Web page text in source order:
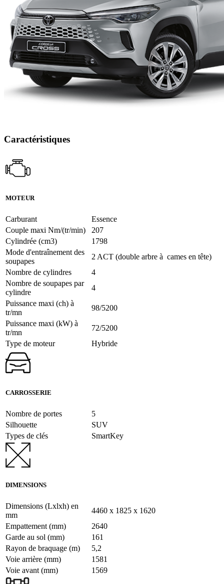
Caractéristiques
MOTEUR
Carburant
Essence
Couple maxi Nm/(tr/min)
207
Cylindrée (cm3)
1798
Mode d'entraînement des
soupapes
2 ACT (double arbre à cames en tête)
Nombre de cylindres
4
Nombre de soupapes par
cylindre
4
Puissance maxi (ch) à
tr/mn
98/5200
Puissance maxi (kW) à
tr/mn
72/5200
Type de moteur
Hybride
CARROSSERIE
Nombre de portes
5
Silhouette
SUV
Types de clés
SmartKey
DIMENSIONS
Dimensions (Lxlxh) en
mm
4460 x 1825 x 1620
Empattement (mm)
2640
Garde au sol (mm)
161
Rayon de braquage (m)
5,2
Voie arrière (mm)
1581
Voie avant (mm)
1569